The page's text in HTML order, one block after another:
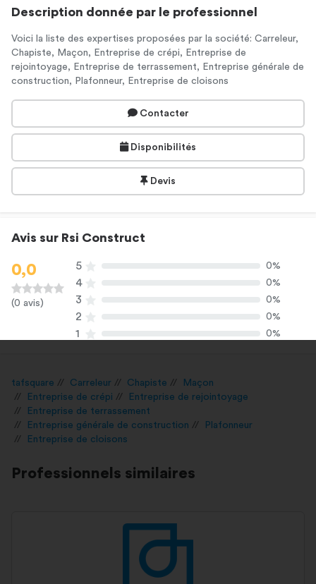
Description donnée par le professionnel
Voici la liste des expertises proposées par la société: Carreleur,
Chapiste, Maçon, Entreprise de crépi, Entreprise de
rejointoyage, Entreprise de terrassement, Entreprise générale de
construction, Plafonneur, Entreprise de cloisons
Contacter
Disponibilités
Devis
Avis sur Rsi Construct
0,0
(0 avis)
5 0%
4 0%
3 0%
2 0%
1 0%
tafsquare Carreleur Chapiste
Maçon
Entreprise de crépi
Entreprise de rejointoyage
Entreprise de terrassement
Entreprise générale de construction
Plafonneur
Entreprise de cloisons
Professionnels similaires